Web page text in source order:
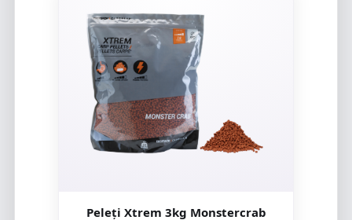
Peleți Xtrem 3kg Monstercrab